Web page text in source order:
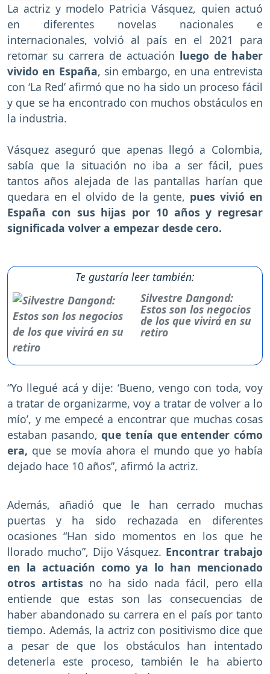
La actriz y modelo Patricia Vásquez, quien actuó
en diferentes novelas nacionales e
internacionales, volvió al país en el 2021 para
retomar su carrera de actuación luego de haber
vivido en España, sin embargo, en una entrevista
con ‘La Red’ afirmó que no ha sido un proceso fácil
y que se ha encontrado con muchos obstáculos en
la industria.
Vásquez aseguró que apenas llegó a Colombia,
sabía que la situación no iba a ser fácil, pues
tantos años alejada de las pantallas harían que
quedara en el olvido de la gente, pues vivió en
España con sus hijas por 10 años y regresar
significada volver a empezar desde cero.
Te gustaría leer también:
Silvestre Dangond:
Estos son los negocios
de los que vivirá en su
retiro
“Yo llegué acá y dije: ‘Bueno, vengo con toda, voy
a tratar de organizarme, voy a tratar de volver a lo
mío’, y me empecé a encontrar que muchas cosas
estaban pasando,que tenía que entender cómo
era, que se movía ahora el mundo que yo había
dejado hace 10 años”, afirmó la actriz.
Además, añadió que le han cerrado muchas
puertas y ha sido rechazada en diferentes
ocasiones “Han sido momentos en los que he
llorado mucho”, Dijo Vásquez. Encontrar trabajo
en la actuación como ya lo han mencionado
otros artistas no ha sido nada fácil, pero ella
entiende que estas son las consecuencias de
haber abandonado su carrera en el país por tanto
tiempo. Además, la actriz con positivismo dice que
a pesar de que los obstáculos han intentado
detenerla este proceso, también le ha abierto